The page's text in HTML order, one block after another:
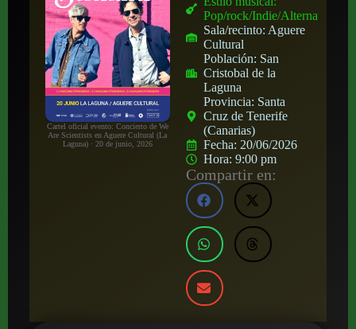
Cartel oficial evento: Concierto de We
Are Scientists en Aguere Cultural (La
Laguna) · 20 de junio, 2026
Pop/rock/Indie/Alternativo
Sala/recinto: Aguere
Cultural
Población: San
Cristobal de la
Laguna
Provincia: Santa
Cruz de Tenerife
(Canarias)
Fecha: 20/06/2026
Hora:9:00 pm
Compartir en: